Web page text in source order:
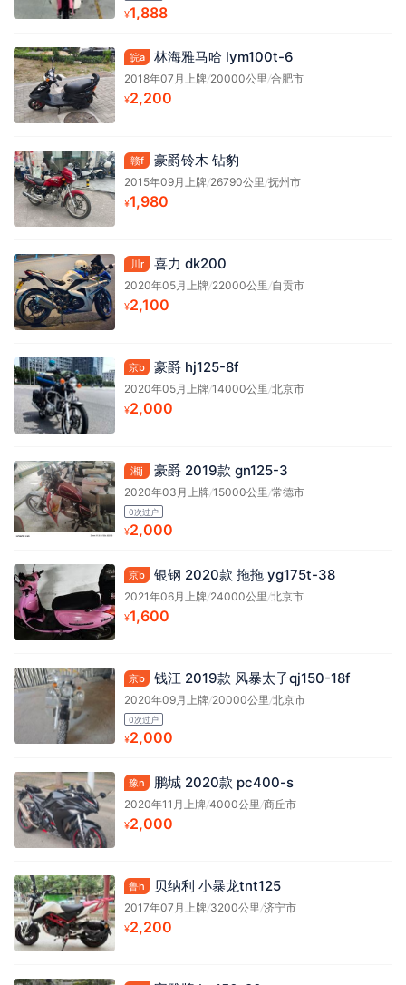
¥1,888
皖a 林海雅马哈 lym100t-6
2018年07月上牌/20000公里/合肥市
¥2,200
赣f 豪爵铃木 钻豹
2015年09月上牌/26790公里/抚州市
¥1,980
川r 喜力 dk200
2020年05月上牌/22000公里/自贡市
¥2,100
京b 豪爵 hj125-8f
2020年05月上牌/14000公里/北京市
¥2,000
湘j 豪爵 2019款 gn125-3
2020年03月上牌/15000公里/常德市
0次过户
¥2,000
京b 银钢 2020款 拖拖 yg175t-38
2021年06月上牌/24000公里/北京市
¥1,600
京b 钱江 2019款 风暴太子qj150-18f
2020年09月上牌/20000公里/北京市
0次过户
¥2,000
豫n 鹏城 2020款 pc400-s
2020年11月上牌/4000公里/商丘市
¥2,000
鲁h 贝纳利 小暴龙tnt125
2017年07月上牌/3200公里/济宁市
¥2,200